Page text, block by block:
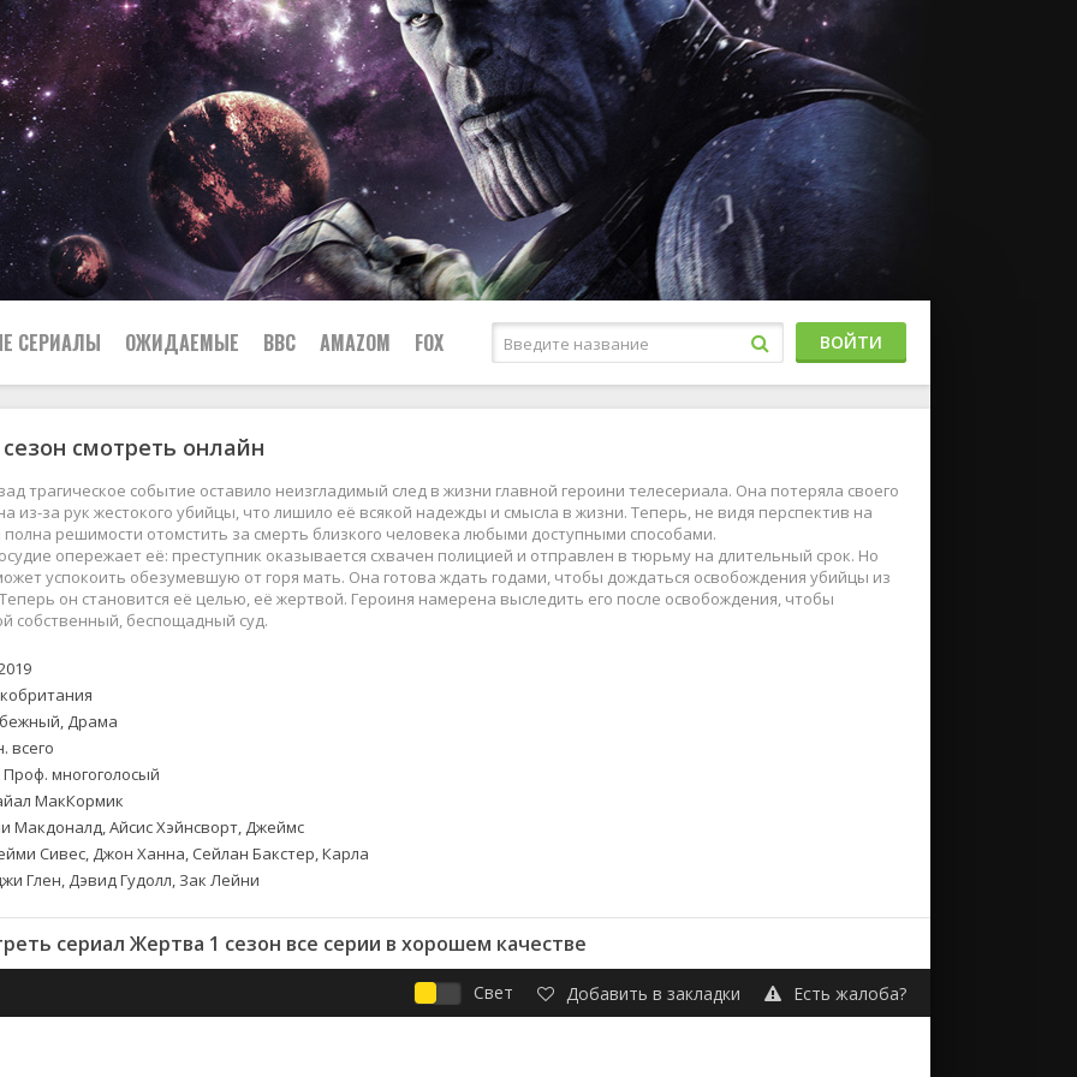
СЕРИАЛЫ
Комедии
Боевики
Приключения
Детективы
Драмы
Исторические
Военные
Семейные
Спортивные
Вестерны
ОЖИДАЕМЫЕ BBC AMAZOM FOX ВОЙТИ
смотреть онлайн
трагическое событие оставило неизгладимый след в жизни главной героини телесериала. Она потеряла своего
из-за рук жестокого убийцы, что лишило её всякой надежды и смысла в жизни. Теперь, не видя перспектив на
решимости отомстить за смерть близкого человека любыми доступными способами.
опережает её: преступник оказывается схвачен полицией и отправлен в тюрьму на длительный срок. Но
успокоить обезумевшую от горя мать. Она готова ждать годами, чтобы дождаться освобождения убийцы из
он становится её целью, её жертвой. Героиня намерена выследить его после освобождения, чтобы
собственный, беспощадный суд.
Драма
всего
Проф. многоголосый
МакКормик
Макдоналд, Айсис Хэйнсворт, Джеймс
Сивес, Джон Ханна, Сейлан Бакстер, Карла
Глен, Дэвид Гудолл, Зак Лейни
сериал Жертва 1 сезон все серии в хорошем качестве
Свет Добавить в закладки Есть жалоба?